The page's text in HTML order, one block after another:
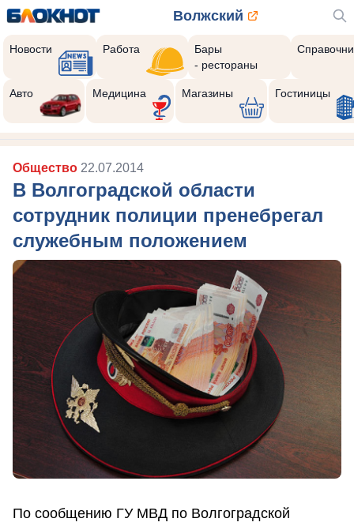
Волжский
Новости Работа
Бары
- рестораны
Авто Медицина Магазины Гостиницы
Общество 22.07.2014
В Волгоградской области
сотрудник полиции пренебрегал
служебным положением
По сообщению ГУ МВД по Волгоградской